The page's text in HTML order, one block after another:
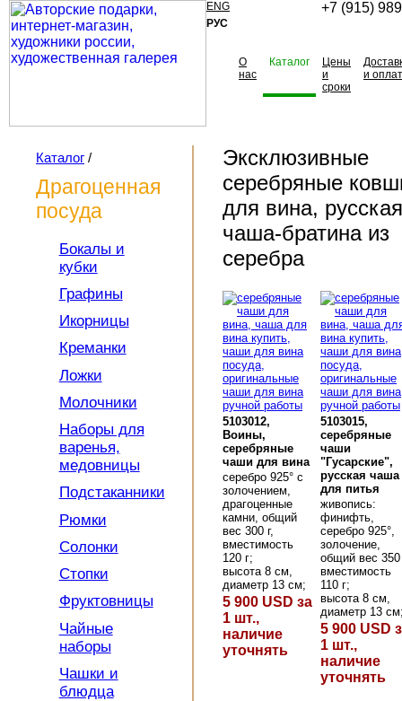
ENG
РУС
+7 (915)
О
нас
Каталог
Цены
и
сроки
и
Каталог /
Драгоценная
посуда
Бокалы и
кубки
Графины
Икорницы
Креманки
Ложки
Молочники
Наборы для
варенья,
медовницы
Подстаканники
Рюмки
Солонки
Стопки
Фруктовницы
Чайные
наборы
Чашки и
блюдца
Эксклюзивные
серебряные
для вина, русская
чаша-братина из
серебра
5103012,
Воины,
серебряные
чаши для вина
серебро 925° с
золочением,
драгоценные
камни, общий
вес 300 г,
вместимость
120 г;
высота 8 см,
диаметр 13 см;
5 900 USD за
1 шт.,
наличие
уточнять
5103015,
серебряные
чаши
"Гусарские",
русская чаша
для питья
живопись:
финифть,
серебро 925°,
золочение,
общий вес 350
вместимость
110 г;
высота 8 см,
диаметр 13
5 900 USD
1 шт.,
наличие
уточнять